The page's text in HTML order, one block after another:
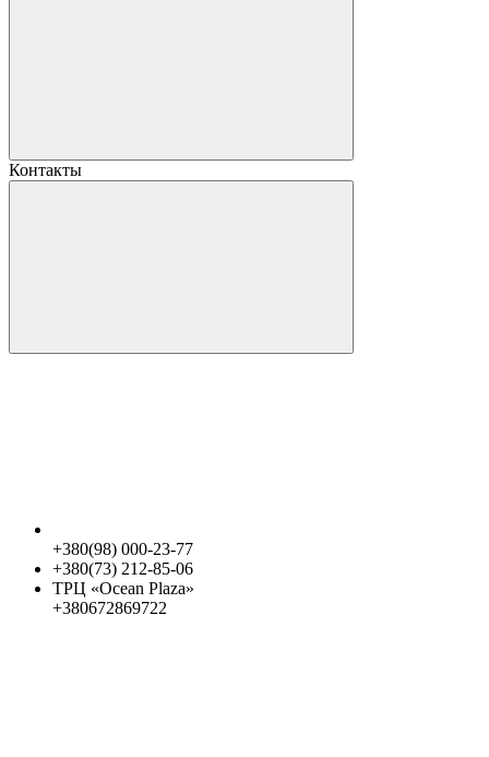
Контакты
+380(98) 000-23-77
+380(73) 212-85-06
ТРЦ «Ocean Plaza»
+380672869722